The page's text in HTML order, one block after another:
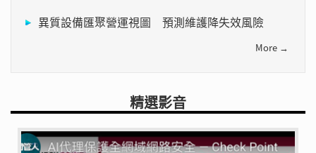
異質設備匯聚營運視圖 預測維護降失效風險
More →
精選影音